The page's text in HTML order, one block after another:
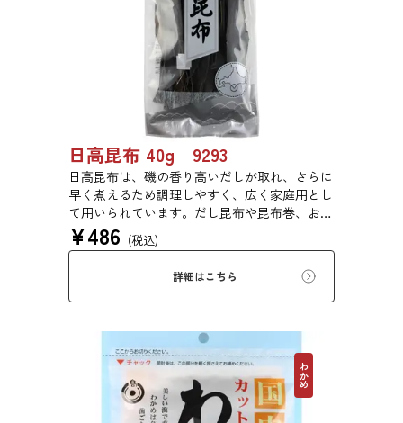
日高昆布 40g 9293
日高昆布は、磯の香り高いだしが取れ、さらに
早く煮えるため調理しやすく、広く家庭用とし
て用いられています。だし昆布や昆布巻、おで
ん、佃煮、煮締め等に最適です。
¥486 (税込)
詳細はこちら
わかめ